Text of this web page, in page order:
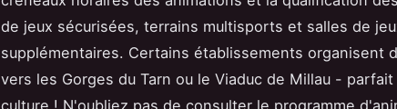
de jeux sécurisées, terrains multisports et salles de
supplémentaires. Certains établissements organisent
vers les Gorges du Tarn ou le Viaduc de Millau -